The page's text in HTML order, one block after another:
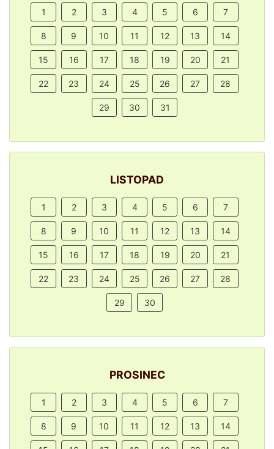
1 2 3 4 5 6 7
8 9 10 11 12 13 14
15 16 17 18 19 20 21
22 23 24 25 26 27 28
29 30 31
LISTOPAD
1 2 3 4 5 6 7
8 9 10 11 12 13 14
15 16 17 18 19 20 21
22 23 24 25 26 27 28
29 30
PROSINEC
1 2 3 4 5 6 7
8 9 10 11 12 13 14